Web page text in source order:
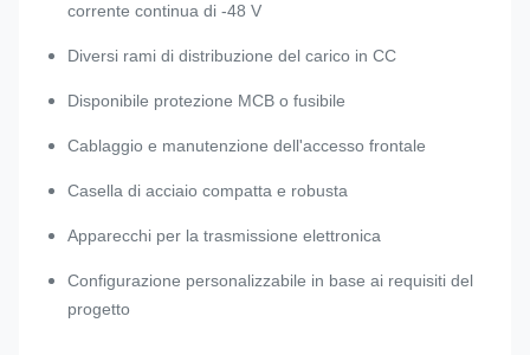
corrente continua di -48 V
Diversi rami di distribuzione del carico in CC
Disponibile protezione MCB o fusibile
Cablaggio e manutenzione dell'accesso frontale
Casella di acciaio compatta e robusta
Apparecchi per la trasmissione elettronica
Configurazione personalizzabile in base ai requisiti del
progetto